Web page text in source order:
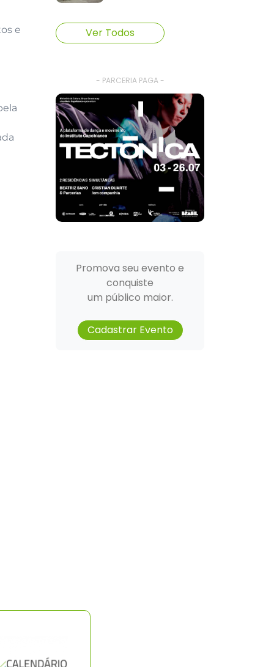
e Ver Todos
- PARCERIA PAGA -
Promova seu evento e
conquiste
um público maior.
Cadastrar Evento